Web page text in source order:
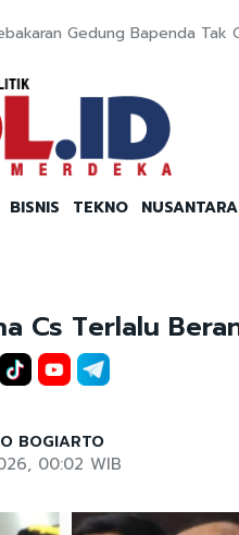
Gedung Bapenda Tak
BISNIS TEKNO NUSANTARA
Cs Terlalu
BOGIARTO
00:02 WIB